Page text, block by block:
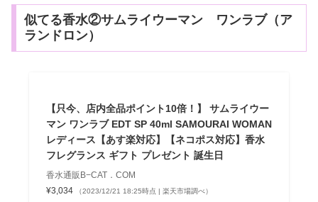
似てる香水②サムライウーマン ワンラブ（ア
ランドロン）
【只今、店内全品ポイント10倍！】 サムライウー
マン ワンラブ EDT SP 40ml SAMOURAI WOMAN
レディース【あす楽対応】【ネコポス対応】香水
フレグランス ギフト プレゼント 誕生日
香水通販B−CAT．COM
¥3,034
（2023/12/21 18:25時点 | 楽天市場調べ）